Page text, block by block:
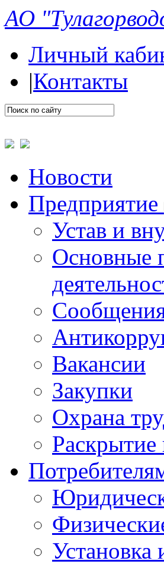
АО
Личный
|Контакты
Новости
Предприятие
Устав и
Основные
Вакансии
Закупки
Охрана
Установка